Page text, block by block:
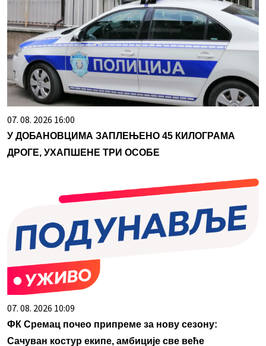
07. 08. 2026 16:00
У ДОБАНОВЦИМА ЗАПЛЕЊЕНО 45 КИЛОГРАМА
ДРОГЕ, УХАПШЕНЕ ТРИ ОСОБЕ
07. 08. 2026 10:09
ФК Сремац почео припреме за нову сезону:
Сачуван костур екипе, амбиције све веће